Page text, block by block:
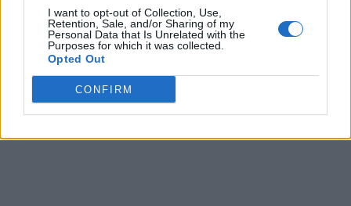
I want to opt-out of Collection, Use,
Retention, Sale, and/or Sharing of my
Personal Data that Is Unrelated with the
Purposes for which it was collected.
Opted Out
CONFIRM
τους τίτλους των ειδήσεων. Μαζί με μια μαχητική δημοσιογραφική ομάδα,
αποκαλύπτουν πολιτικά και παραπολιτικά θέματα, γράφουν επωνύμως την
άποψη τους, με γνώμονα τον ενημερωμένο αναγνώστη.
DAILYPOST.GR – ΤΑΥΤΌΤΗΤΑ